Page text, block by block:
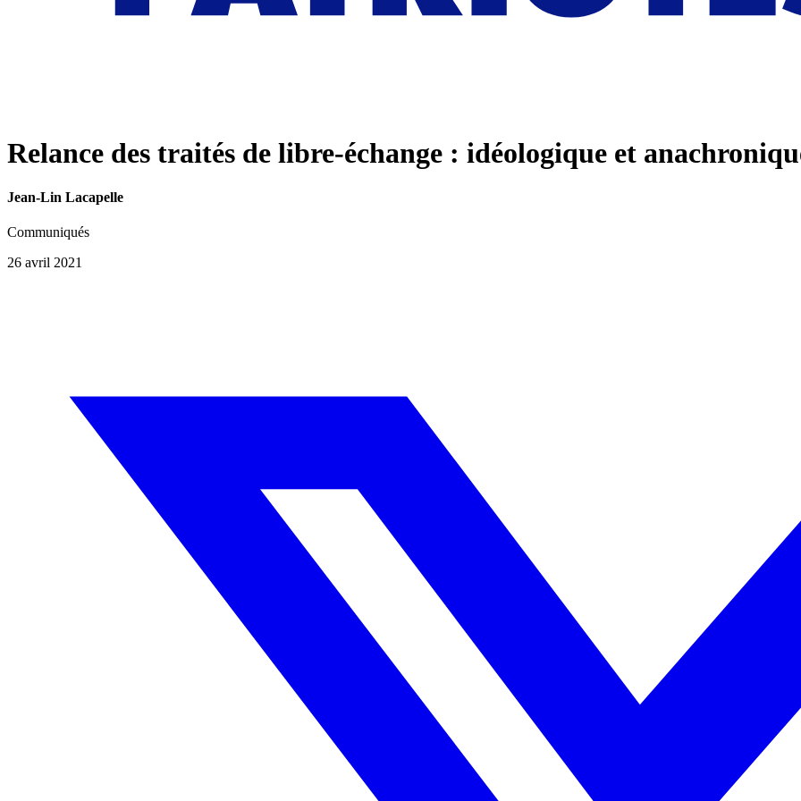
Relance des traités de libre-échange : idéologique et
Jean-Lin Lacapelle
Communiqués
26 avril 2021